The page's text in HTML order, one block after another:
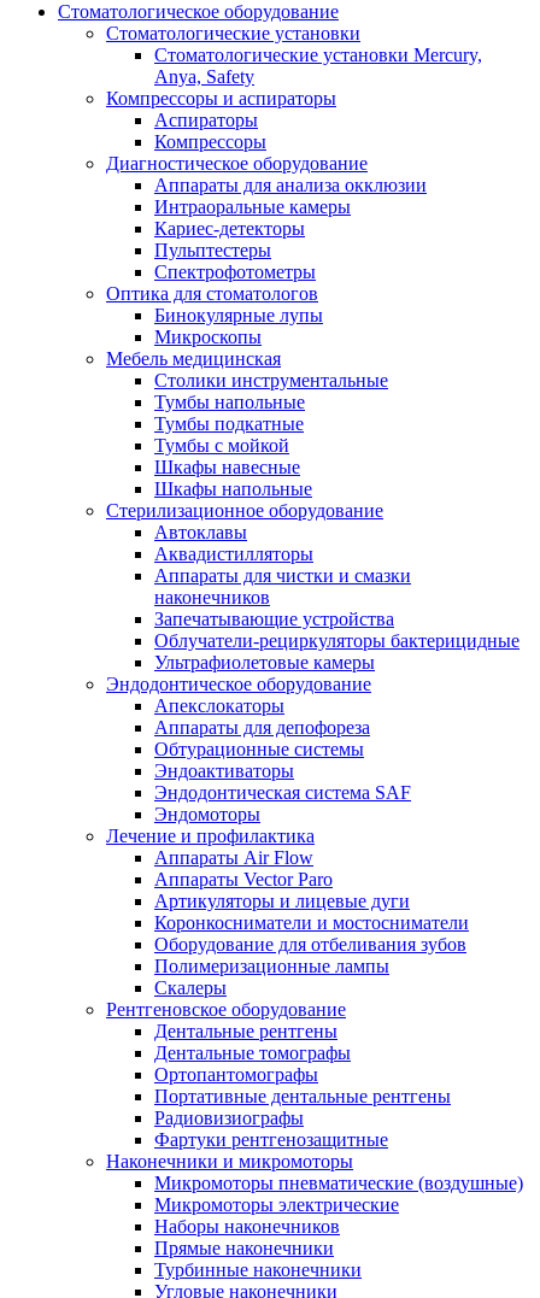
Стоматологическое оборудование
Стоматологические установки
Стоматологические установки Mercury,
Anya, Safety
Компрессоры и аспираторы
Аспираторы
Компрессоры
Диагностическое оборудование
Аппараты для анализа окклюзии
Интраоральные камеры
Кариес-детекторы
Пульптестеры
Спектрофотометры
Оптика для стоматологов
Бинокулярные лупы
Микроскопы
Мебель медицинская
Столики инструментальные
Тумбы напольные
Тумбы подкатные
Тумбы с мойкой
Шкафы навесные
Шкафы напольные
Стерилизационное оборудование
Автоклавы
Аквадистилляторы
Аппараты для чистки и смазки
наконечников
Запечатывающие устройства
Облучатели-рециркуляторы бактерицидные
Ультрафиолетовые камеры
Эндодонтическое оборудование
Апекслокаторы
Аппараты для депофореза
Обтурационные системы
Эндоактиваторы
Эндодонтическая система SAF
Эндомоторы
Лечение и профилактика
Аппараты Air Flow
Аппараты Vector Paro
Артикуляторы и лицевые дуги
Коронкосниматели и мостосниматели
Оборудование для отбеливания зубов
Полимеризационные лампы
Скалеры
Рентгеновское оборудование
Дентальные рентгены
Дентальные томографы
Ортопантомографы
Портативные дентальные рентгены
Радиовизиографы
Фартуки рентгенозащитные
Наконечники и микромоторы
Микромоторы пневматические (воздушные)
Микромоторы электрические
Наборы наконечников
Прямые наконечники
Турбинные наконечники
Угловые наконечники